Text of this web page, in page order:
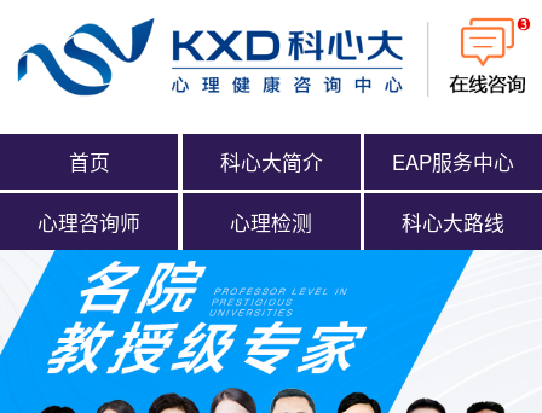
首页 科心大简介 EAP服务中心
心理咨询师 心理检测 科心大路线